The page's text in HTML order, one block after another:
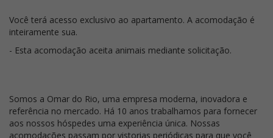
Você terá acesso exclusivo ao apartamento. A acomodação é
inteiramente sua.
- Esta acomodação aceita animais mediante solicitação.
Somos a Omar do Rio, uma empresa moderna, inovadora e
referência no mercado. Há 10 anos trabalhamos para fornecer
aos nossos hóspedes uma experiência única. Nossas
acomodações passam por vistorias periódicas para que você